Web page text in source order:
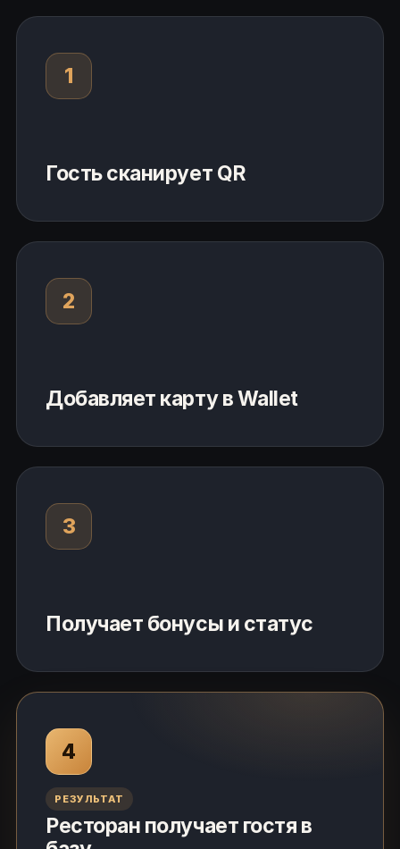
1
Гость сканирует QR
2
Добавляет карту в Wallet
3
Получает бонусы и статус
4
РЕЗУЛЬТАТ
Ресторан получает гостя в